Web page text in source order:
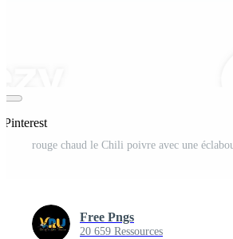
Pinterest
Free Pngs
20 659 Ressources